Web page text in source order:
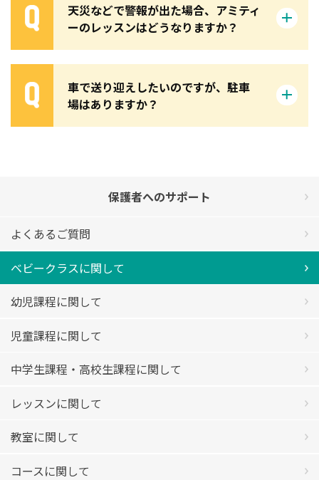
天災などで警報が出た場合、アミティ
ーのレッスンはどうなりますか？
車で送り迎えしたいのですが、駐車
場はありますか？
保護者へのサポート
よくあるご質問
ベビークラスに関して
幼児課程に関して
児童課程に関して
中学生課程・高校生課程に関して
レッスンに関して
教室に関して
コースに関して